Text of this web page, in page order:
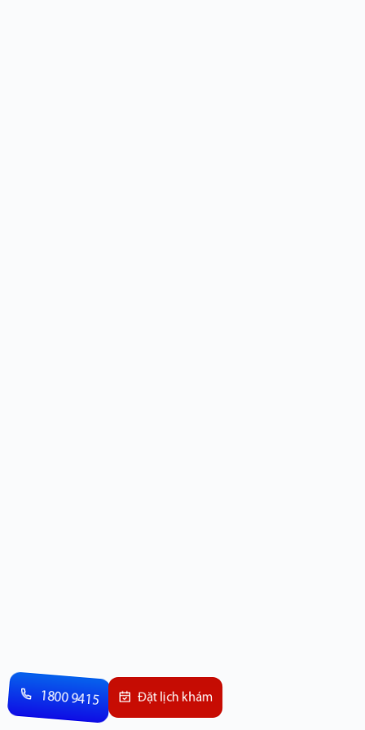
1800 9415 Đặt lịch khám